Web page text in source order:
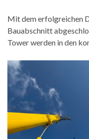
Mit dem erfolgreichen
Bauabschnitt
Tower werden in den